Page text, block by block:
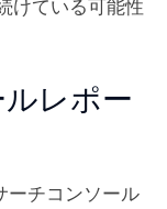
けている可能性
レポー
ーチコンソール